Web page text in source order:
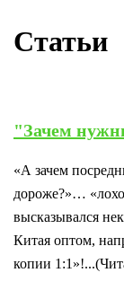
Статьи
"Зачем
«А зачем
дороже?»…
высказывался
Китая оптом,
копии